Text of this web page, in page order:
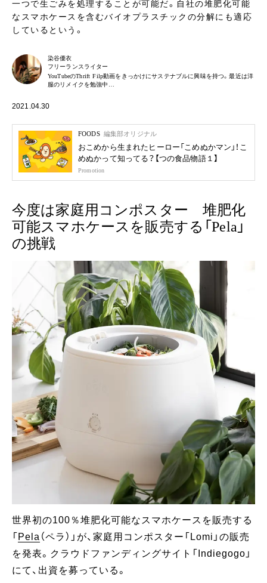
一つで生ごみを処理することが可能だ。自社の堆肥化可能
なスマホケースを含むバイオプラスチックの分解にも適応
しているという。
染谷優衣
フリーランスライター
YouTubeのThrift Filp動画をきっかけにサステナブルに興味を持つ。最近は洋
服のリメイクを勉強中…
2021.04.30
FOODS 編集部オリジナル
おこめから生まれたヒーロー「こめぬかマン」！こ
めぬかって知ってる？【つの食品物語１】
Promotion
今度は家庭用コンポスター 堆肥化
可能スマホケースを販売する「Pela」
の挑戦
世界初の100％堆肥化可能なスマホケースを販売する
「 Pela （ペラ）」が、家庭用コンポスター「Lomi」の販売
を発表。クラウドファンディングサイト「Indiegogo」
にて、出資を募っている。